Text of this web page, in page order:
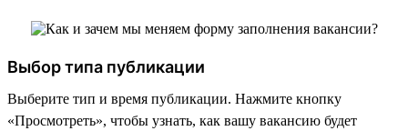
Выбор типа публикации
Выберите тип и время публикации. Нажмите кнопку
«Просмотреть», чтобы узнать, как вашу вакансию будет